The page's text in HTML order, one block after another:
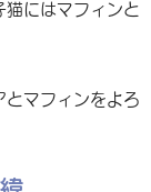
猫にはマフィンと
とマフィンをよろ